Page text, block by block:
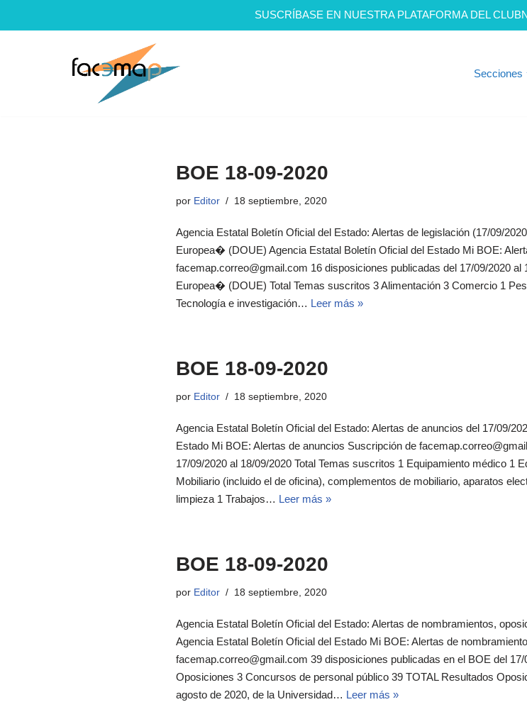
SUSCRÍBASE EN NUESTRA PLATAFORMA DEL
Secciones
BOE 18-09-2020
por Editor 18 septiembre, 2020
Agencia Estatal Boletín Oficial del Estado: Alertas de legislación (17/09/
Europea� (DOUE) Agencia Estatal Boletín Oficial del Estado Mi BOE:
facemap.correo@gmail.com 16 disposiciones publicadas del 17/09/2020
Europea� (DOUE) Total Temas suscritos 3 Alimentación 3 Comercio 1
Tecnología e investigación… Leer más »
BOE 18-09-2020
por Editor 18 septiembre, 2020
Agencia Estatal Boletín Oficial del Estado: Alertas de anuncios del 17/09/
Estado Mi BOE: Alertas de anuncios Suscripción de
17/09/2020 al 18/09/2020 Total Temas suscritos 1 Equipamiento médico 1
Mobiliario (incluido el de oficina), complementos de mobiliario, aparatos
limpieza 1 Trabajos… Leer más »
BOE 18-09-2020
por Editor 18 septiembre, 2020
Agencia Estatal Boletín Oficial del Estado: Alertas de nombramientos,
Agencia Estatal Boletín Oficial del Estado Mi BOE: Alertas de
facemap.correo@gmail.com 39 disposiciones publicadas en el BOE del
Oposiciones 3 Concursos de personal público 39 TOTAL Resultados
agosto de 2020, de la Universidad… Leer más »